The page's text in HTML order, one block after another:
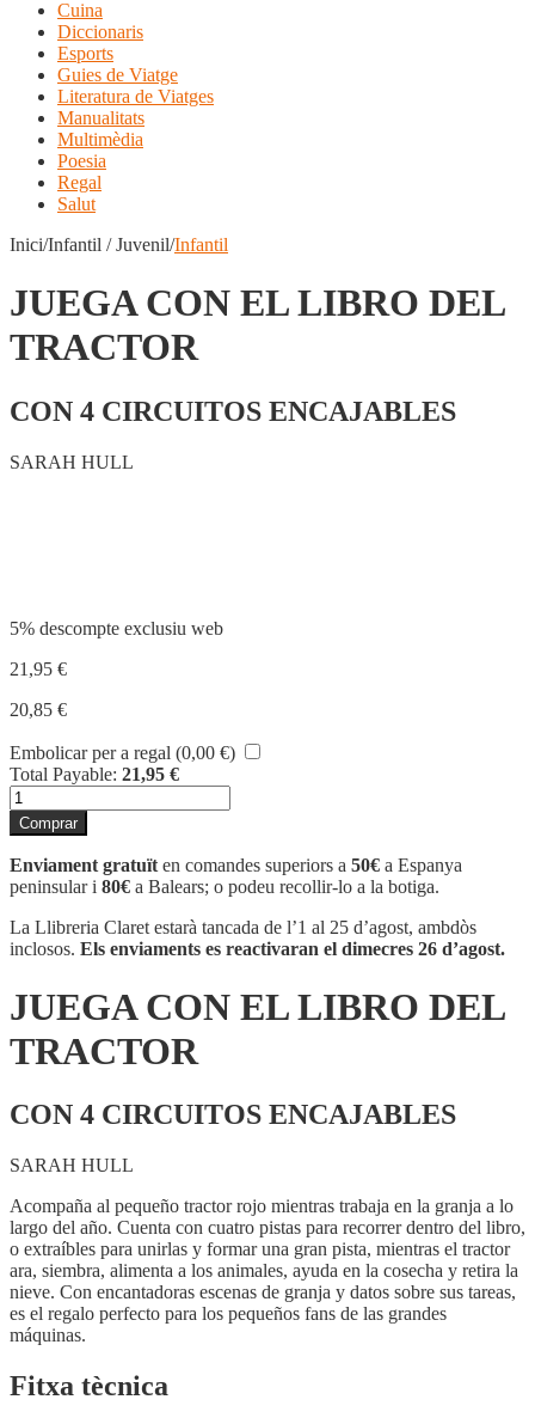
Cuina
Diccionaris
Esports
Guies de Viatge
Literatura de Viatges
Manualitats
Multimèdia
Poesia
Regal
Salut
Inici/Infantil / Juvenil/Infantil
JUEGA CON EL LIBRO DEL
TRACTOR
CON 4 CIRCUITOS ENCAJABLES
SARAH HULL
5% descompte exclusiu web
21,95 €
20,85 €
Embolicar per a regal (0,00 €)
Total Payable: 21,95 €
quantitat
de
JUEGA
CON
EL
LIBRO
DEL
TRACTOR
Comprar
Enviament gratuït en comandes superiors a 50€ a Espanya
peninsular i 80€ a Balears; o podeu recollir-lo a la botiga.
La Llibreria Claret estarà tancada de l’1 al 25 d’agost, ambdòs
inclosos. Els enviaments es reactivaran el dimecres 26 d’agost.
JUEGA CON EL LIBRO DEL
TRACTOR
CON 4 CIRCUITOS ENCAJABLES
SARAH HULL
Acompaña al pequeño tractor rojo mientras trabaja en la granja a lo
largo del año. Cuenta con cuatro pistas para recorrer dentro del libro,
o extraíbles para unirlas y formar una gran pista, mientras el tractor
ara, siembra, alimenta a los animales, ayuda en la cosecha y retira la
nieve. Con encantadoras escenas de granja y datos sobre sus tareas,
es el regalo perfecto para los pequeños fans de las grandes
máquinas.
Fitxa tècnica